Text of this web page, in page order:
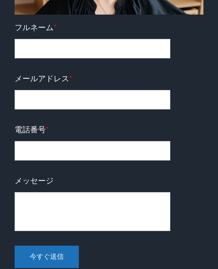
フルネーム*
メールアドレス*
電話番号*
メッセージ